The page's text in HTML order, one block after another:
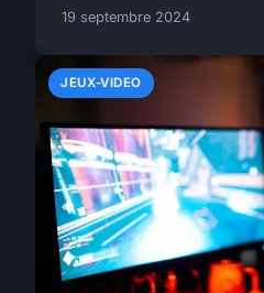
19 septembre 2024
JEUX-VIDEO